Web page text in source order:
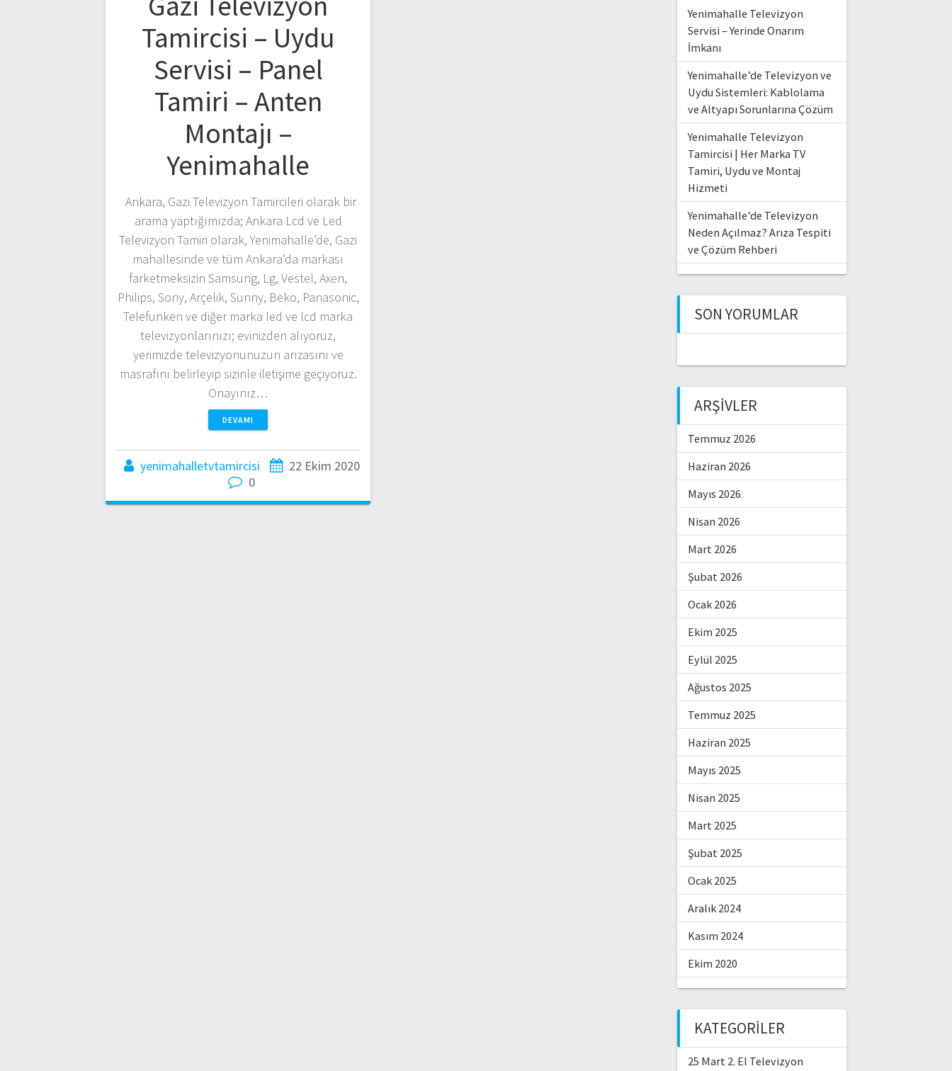
Tamircisi – Uydu
Servisi – Panel
Tamiri – Anten
Montajı –
Yenimahalle
Ankara, Gazi Televizyon Tamircileri olarak bir
arama yaptığımızda; Ankara Lcd ve Led
Televizyon Tamiri olarak, Yenimahalle’de, Gazi
mahallesinde ve tüm Ankara’da markası
farketmeksizin Samsung, Lg, Vestel, Axen,
Philips, Sony, Arçelik, Sunny, Beko, Panasonic,
Telefunken ve diğer marka led ve lcd marka
televizyonlarınızı; evinizden alıyoruz,
yerimizde televizyonunuzun arızasını ve
masrafını belirleyip sizinle iletişime geçiyoruz.
Onayınız…
DEVAMI
yenimahalletvtamircisi
22 Ekim 2020
0
Yenimahalle Televizyon
Servisi – Yerinde Onarım
İmkanı
Yenimahalle’de Televizyon ve
Uydu Sistemleri: Kablolama
ve Altyapı Sorunlarına Çözüm
Yenimahalle Televizyon
Tamircisi | Her Marka TV
Tamiri, Uydu ve Montaj
Hizmeti
Yenimahalle’de Televizyon
Neden Açılmaz? Arıza Tespiti
ve Çözüm Rehberi
SON YORUMLAR
ARŞIVLER
Temmuz 2026
Haziran 2026
Mayıs 2026
Nisan 2026
Mart 2026
Şubat 2026
Ocak 2026
Ekim 2025
Eylül 2025
Ağustos 2025
Temmuz 2025
Haziran 2025
Mayıs 2025
Nisan 2025
Mart 2025
Şubat 2025
Ocak 2025
Aralık 2024
Kasım 2024
Ekim 2020
KATEGORILER
25 Mart 2. El Televizyon